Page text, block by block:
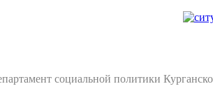
социальной политики